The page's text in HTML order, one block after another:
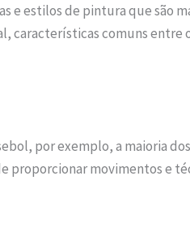
e estilos de pintura que são
características comuns entre
por exemplo, a maioria
proporcionar movimentos e